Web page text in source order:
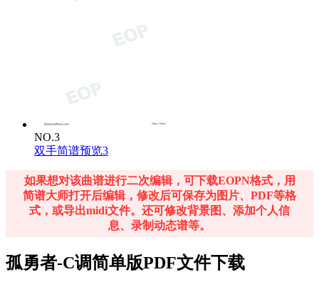
NO.3
双手简谱预览3
如果想对该曲谱进行二次编辑，可下载EOPN格式，用
简谱大师打开后编辑，修改后可保存为图片、PDF等格
式，或导出midi文件。还可修改背景图、添加个人信
息、录制动态谱等。
孤勇者-C调简单版PDF文件下载